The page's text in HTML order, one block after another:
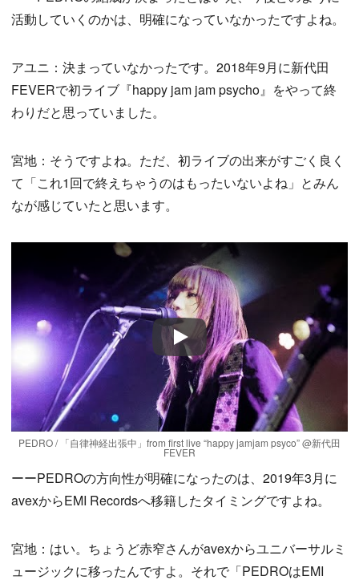
活動していくのかは、明確になっていなかったですよね。
アユニ：決まっていなかったです。2018年9月に新代田
FEVERで初ライブ『happy jam jam psycho』をやって終
わりだと思っていました。
宮地：そうですよね。ただ、初ライブの出来がすごく良く
て「これ1回で終えちゃうのはもったいないよね」とみん
なが感じていたと思います。
Play
PEDRO / 「自律神経出張中」from first live “happy jamjam psyco” @新代田
FEVER
ーーPEDROの方向性が明確になったのは、2019年3月に
avexからEMI Recordsへ移籍したタイミングですよね。
宮地：はい。ちょうど赤窄さんがavexからユニバーサルミ
ュージックに移ったんですよ。それで「PEDROはEMI